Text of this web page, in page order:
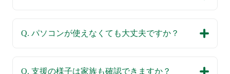
Q. パソコンが使えなくても大丈夫ですか？
Q. 支援の様子は家族も確認できますか？